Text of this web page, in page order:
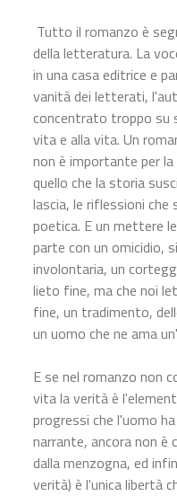
Tutto il romanzo è
della letteratura. La
in una casa editrice e
vanità dei letterati,
concentrato troppo su
vita e alla vita. Un
non è importante per
quello che la storia
lascia, le riflessioni che
poetica. E un mettere
parte con un omicidio,
involontaria, un
lieto fine, ma che noi
fine, un tradimento,
un uomo che ne ama
E se nel romanzo non
vita la verità è
progressi che l'uomo
narrante, ancora non è
dalla menzogna, ed
verità) è l'unica libertà